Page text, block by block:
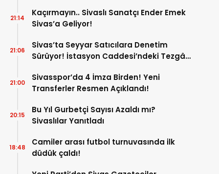
Kaçırmayın.. Sivaslı Sanatçı Ender Emek
Sivas’a Geliyor!
21:14
Sivas’ta Seyyar Satıcılara Denetim
Sürüyor! İstasyon Caddesi’ndeki Tezgâh
21:06
Sivasspor’da 4 İmza Birden! Yeni
Transferler Resmen Açıklandı!
21:00
Bu Yıl Gurbetçi Sayısı Azaldı mı?
Sivaslılar Yanıtladı
20:15
Camiler arası futbol turnuvasında ilk
düdük çaldı!
18:48